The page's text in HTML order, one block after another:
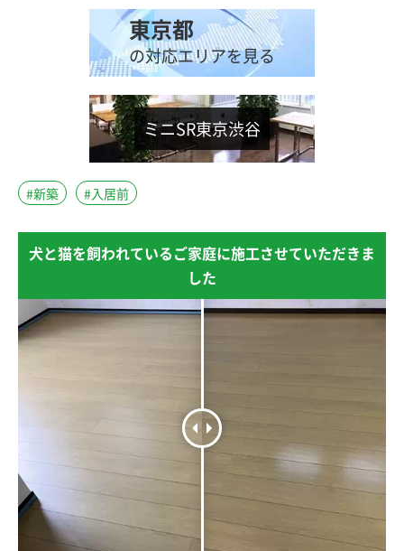
東京都
の対応エリアを見る
ミニSR東京渋谷
#新築 #入居前
犬と猫を飼われているご家庭に施工させていただきま
した